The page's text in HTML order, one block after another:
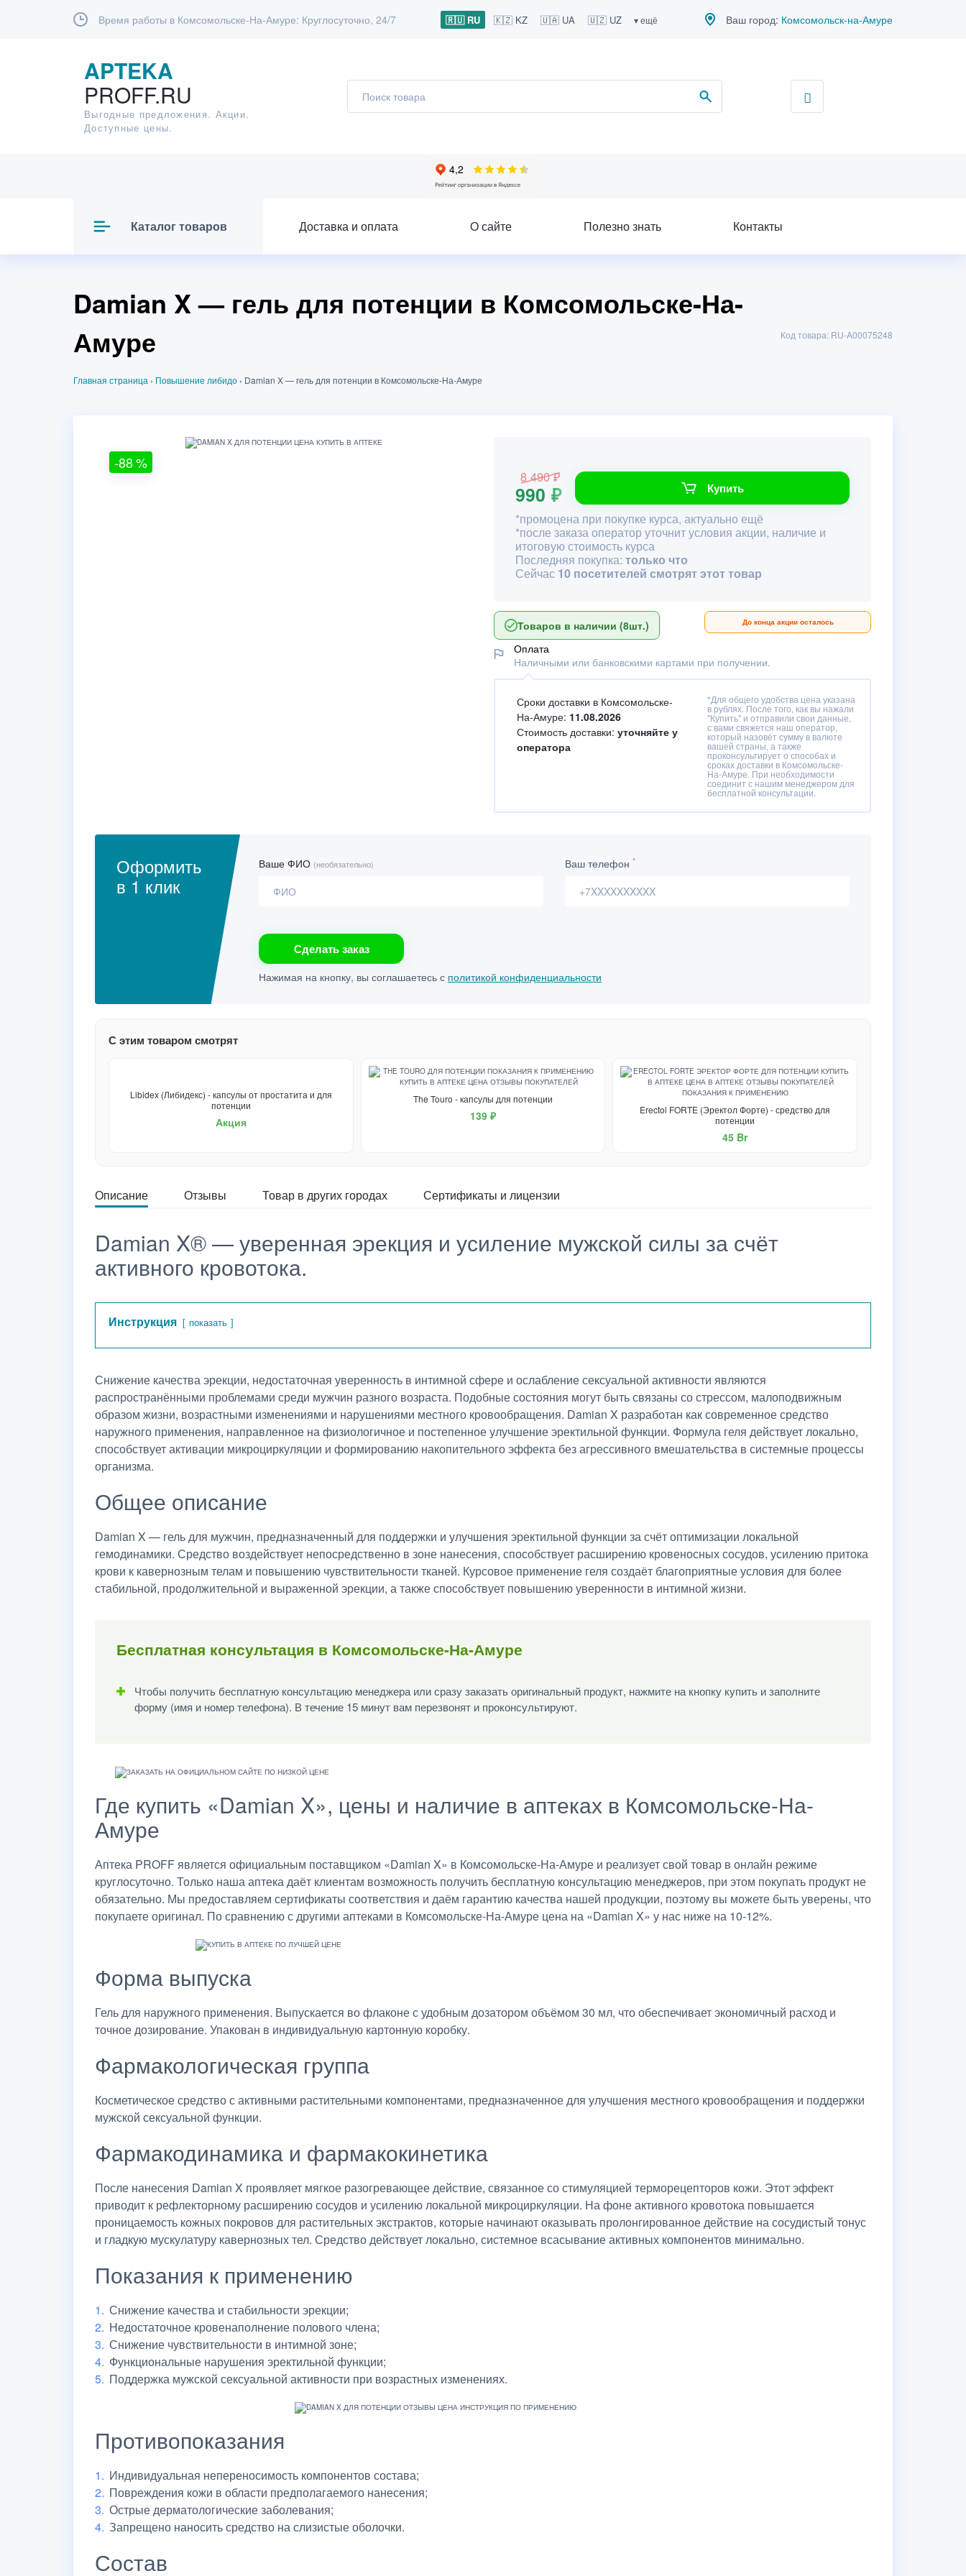
Время работы в Комсомольске-На-Амуре: Круглосуточно, 24/7 🇷🇺 RU 🇰🇿 KZ 🇺🇦 UA 🇺🇿 UZ ▾ ещё Ваш город: Комсомольск-на-Амуре
APTEKA
PROFF.RU
Выгодные предложения. Акции.
Доступные цены.
Каталог товаров Доставка и оплата О сайте Полезно знать Контакты
Damian X — гель для потенции в Комсомольске-На-
Амуре
Главная страница › Повышение либидо › Damian X — гель для потенции в Комсомольске-На-Амуре
Код товара: RU-A00075248
-88%
8 490 ₽
990 ₽ Купить
*промоцена при покупке курса, актуально ещё
*после заказа оператор уточнит условия акции, наличие и
итоговую стоимость курса
Последняя покупка: только что
Сейчас 10 посетителей смотрят этот товар
Товаров в наличии (8шт.) До конца акции осталось
Оплата
Наличными или банковскими картами при получении.
Сроки доставки в Комсомольске-
На-Амуре: 11.08.2026
Стоимость доставки: уточняйте у
оператора
*Для общего удобства цена указана
в рублях. После того, как вы нажали
"Купить" и отправили свои данные,
с вами свяжется наш оператор,
который назовёт сумму в валюте
вашей страны, а также
проконсультирует о способах и
сроках доставки в Комсомольске-
На-Амуре. При необходимости
соединит с нашим менеджером для
бесплатной консультации.
Оформить
в 1 клик
Ваше ФИО (необязательно) Ваш телефон *
Сделать заказ
Нажимая на кнопку, вы соглашаетесь с политикой конфиденциальности
С этим товаром смотрят
Libidex (Либидекс) - капсулы от простатита и для
потенции
Акция
The Touro - капсулы для потенции
139 ₽
Erectol FORTE (Эректол Форте) - средство для
потенции
45 Br
Описание Отзывы Товар в других городах Сертификаты и лицензии
Damian X® — уверенная эрекция и усиление мужской силы за счёт
активного кровотока.
Инструкция показать
Снижение качества эрекции, недостаточная уверенность в интимной сфере и ослабление сексуальной активности являются
распространёнными проблемами среди мужчин разного возраста. Подобные состояния могут быть связаны со стрессом, малоподвижным
образом жизни, возрастными изменениями и нарушениями местного кровообращения. Damian X разработан как современное средство
наружного применения, направленное на физиологичное и постепенное улучшение эректильной функции. Формула геля действует локально,
способствует активации микроциркуляции и формированию накопительного эффекта без агрессивного вмешательства в системные процессы
организма.
Общее описание
Damian X — гель для мужчин, предназначенный для поддержки и улучшения эректильной функции за счёт оптимизации локальной
гемодинамики. Средство воздействует непосредственно в зоне нанесения, способствует расширению кровеносных сосудов, усилению притока
крови к кавернозным телам и повышению чувствительности тканей. Курсовое применение геля создаёт благоприятные условия для более
стабильной, продолжительной и выраженной эрекции, а также способствует повышению уверенности в интимной жизни.
Бесплатная консультация в Комсомольске-На-Амуре
Чтобы получить бесплатную консультацию менеджера или сразу заказать оригинальный продукт, нажмите на кнопку купить и заполните
форму (имя и номер телефона). В течение 15 минут вам перезвонят и проконсультируют.
Где купить «Damian X», цены и наличие в аптеках в Комсомольске-На-
Амуре
Аптека PROFF является официальным поставщиком «Damian X» в Комсомольске-На-Амуре и реализует свой товар в онлайн режиме
круглосуточно. Только наша аптека даёт клиентам возможность получить бесплатную консультацию менеджеров, при этом покупать продукт не
обязательно. Мы предоставляем сертификаты соответствия и даём гарантию качества нашей продукции, поэтому вы можете быть уверены, что
покупаете оригинал. По сравнению с другими аптеками в Комсомольске-На-Амуре цена на «Damian X» у нас ниже на 10-12%.
Форма выпуска
Гель для наружного применения. Выпускается во флаконе с удобным дозатором объёмом 30 мл, что обеспечивает экономичный расход и
точное дозирование. Упакован в индивидуальную картонную коробку.
Фармакологическая группа
Косметическое средство с активными растительными компонентами, предназначенное для улучшения местного кровообращения и поддержки
мужской сексуальной функции.
Фармакодинамика и фармакокинетика
После нанесения Damian X проявляет мягкое разогревающее действие, связанное со стимуляцией терморецепторов кожи. Этот эффект
приводит к рефлекторному расширению сосудов и усилению локальной микроциркуляции. На фоне активного кровотока повышается
проницаемость кожных покровов для растительных экстрактов, которые начинают оказывать пролонгированное действие на сосудистый тонус
и гладкую мускулатуру кавернозных тел. Средство действует локально, системное всасывание активных компонентов минимально.
Показания к применению
Снижение качества и стабильности эрекции;
Недостаточное кровенаполнение полового члена;
Снижение чувствительности в интимной зоне;
Функциональные нарушения эректильной функции;
Поддержка мужской сексуальной активности при возрастных изменениях.
Противопоказания
Индивидуальная непереносимость компонентов состава;
Повреждения кожи в области предполагаемого нанесения;
Острые дерматологические заболевания;
Запрещено наносить средство на слизистые оболочки.
Состав